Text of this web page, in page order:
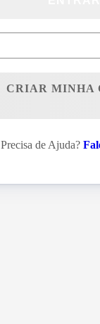
CRIAR MINHA
Precisa de Ajuda?